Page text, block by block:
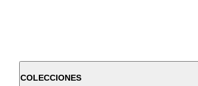
COLECCIONES